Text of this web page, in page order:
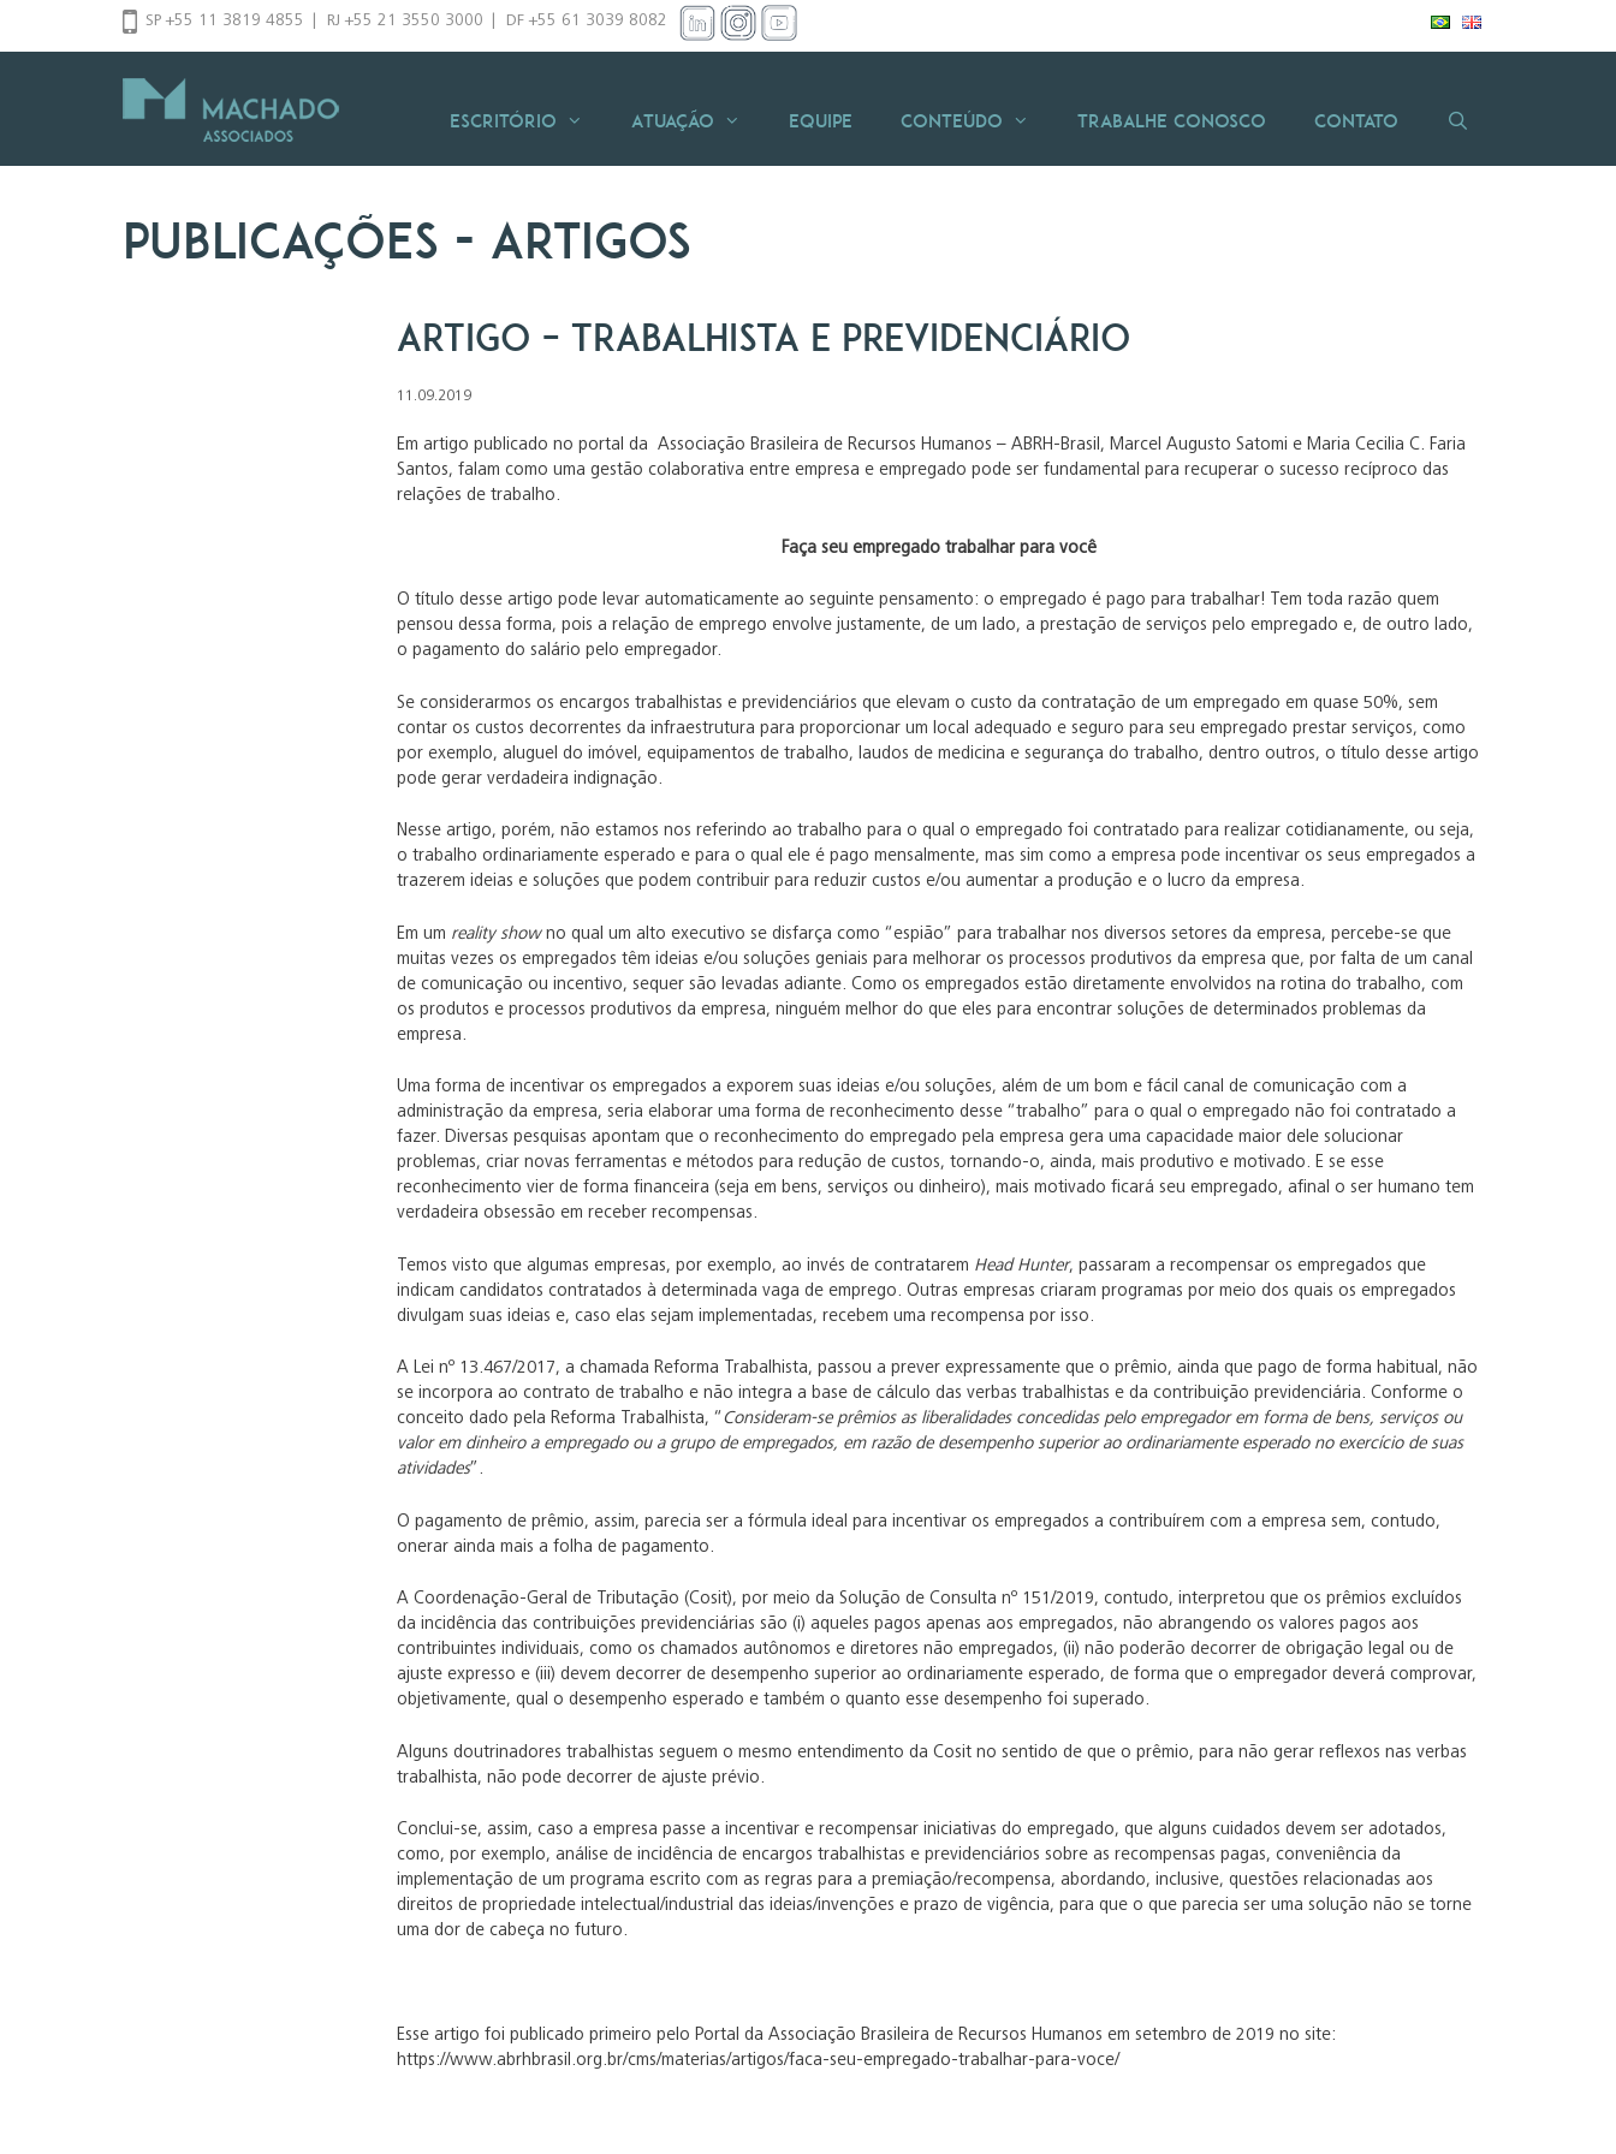
SP +55 11 3819 4855 RJ +55 21 3550 3000 DF +55 61 3039 8082
Escritório Atuação Equipe Conteúdo Trabalhe Conosco Contato
Publicações - artigos
ARTIGO – Trabalhista e Previdenciário
11.09.2019
Em artigo publicado no portal da Associação Brasileira de Recursos Humanos – ABRH-Brasil, Marcel Augusto Satomi e Maria Cecilia C. Faria
Santos, falam como uma gestão colaborativa entre empresa e empregado pode ser fundamental para recuperar o sucesso recíproco das
relações de trabalho.
Faça seu empregado trabalhar para você
O título desse artigo pode levar automaticamente ao seguinte pensamento: o empregado é pago para trabalhar! Tem toda razão quem
pensou dessa forma, pois a relação de emprego envolve justamente, de um lado, a prestação de serviços pelo empregado e, de outro lado,
o pagamento do salário pelo empregador.
Se considerarmos os encargos trabalhistas e previdenciários que elevam o custo da contratação de um empregado em quase 50%, sem
contar os custos decorrentes da infraestrutura para proporcionar um local adequado e seguro para seu empregado prestar serviços, como
por exemplo, aluguel do imóvel, equipamentos de trabalho, laudos de medicina e segurança do trabalho, dentro outros, o título desse artigo
pode gerar verdadeira indignação.
Nesse artigo, porém, não estamos nos referindo ao trabalho para o qual o empregado foi contratado para realizar cotidianamente, ou seja,
o trabalho ordinariamente esperado e para o qual ele é pago mensalmente, mas sim como a empresa pode incentivar os seus empregados a
trazerem ideias e soluções que podem contribuir para reduzir custos e/ou aumentar a produção e o lucro da empresa.
Em um reality showno qual um alto executivo se disfarça como “espião” para trabalhar nos diversos setores da empresa, percebe-se que
muitas vezes os empregados têm ideias e/ou soluções geniais para melhorar os processos produtivos da empresa que, por falta de um canal
de comunicação ou incentivo, sequer são levadas adiante. Como os empregados estão diretamente envolvidos na rotina do trabalho, com
os produtos e processos produtivos da empresa, ninguém melhor do que eles para encontrar soluções de determinados problemas da
empresa.
Uma forma de incentivar os empregados a exporem suas ideias e/ou soluções, além de um bom e fácil canal de comunicação com a
administração da empresa, seria elaborar uma forma de reconhecimento desse “trabalho” para o qual o empregado não foi contratado a
fazer. Diversas pesquisas apontam que o reconhecimento do empregado pela empresa gera uma capacidade maior dele solucionar
problemas, criar novas ferramentas e métodos para redução de custos, tornando-o, ainda, mais produtivo e motivado. E se esse
reconhecimento vier de forma financeira (seja em bens, serviços ou dinheiro), mais motivado ficará seu empregado, afinal o ser humano tem
verdadeira obsessão em receber recompensas.
Temos visto que algumas empresas, por exemplo, ao invés de contratarem Head Hunter, passaram a recompensar os empregados que
indicam candidatos contratados à determinada vaga de emprego. Outras empresas criaram programas por meio dos quais os empregados
divulgam suas ideias e, caso elas sejam implementadas, recebem uma recompensa por isso.
A Lei nº 13.467/2017, a chamada Reforma Trabalhista, passou a prever expressamente que o prêmio, ainda que pago de forma habitual, não
se incorpora ao contrato de trabalho e não integra a base de cálculo das verbas trabalhistas e da contribuição previdenciária. Conforme o
conceito dado pela Reforma Trabalhista, “ Consideram-se prêmios as liberalidades concedidas pelo empregador em forma de bens, serviços ou
valor em dinheiro a empregado ou a grupo de empregados, em razão de desempenho superior ao ordinariamente esperado no exercício de suas
atividades”.
O pagamento de prêmio, assim, parecia ser a fórmula ideal para incentivar os empregados a contribuírem com a empresa sem, contudo,
onerar ainda mais a folha de pagamento.
A Coordenação-Geral de Tributação (Cosit), por meio da Solução de Consulta nº 151/2019, contudo, interpretou que os prêmios excluídos
da incidência das contribuições previdenciárias são (i) aqueles pagos apenas aos empregados, não abrangendo os valores pagos aos
contribuintes individuais, como os chamados autônomos e diretores não empregados, (ii) não poderão decorrer de obrigação legal ou de
ajuste expresso e (iii) devem decorrer de desempenho superior ao ordinariamente esperado, de forma que o empregador deverá comprovar,
objetivamente, qual o desempenho esperado e também o quanto esse desempenho foi superado.
Alguns doutrinadores trabalhistas seguem o mesmo entendimento da Cosit no sentido de que o prêmio, para não gerar reflexos nas verbas
trabalhista, não pode decorrer de ajuste prévio.
Conclui-se, assim, caso a empresa passe a incentivar e recompensar iniciativas do empregado, que alguns cuidados devem ser adotados,
como, por exemplo, análise de incidência de encargos trabalhistas e previdenciários sobre as recompensas pagas, conveniência da
implementação de um programa escrito com as regras para a premiação/recompensa, abordando, inclusive, questões relacionadas aos
direitos de propriedade intelectual/industrial das ideias/invenções e prazo de vigência, para que o que parecia ser uma solução não se torne
uma dor de cabeça no futuro.
Esse artigo foi publicado primeiro pelo Portal da Associação Brasileira de Recursos Humanos em setembro de 2019 no site:
https://www.abrhbrasil.org.br/cms/materias/artigos/faca-seu-empregado-trabalhar-para-voce/